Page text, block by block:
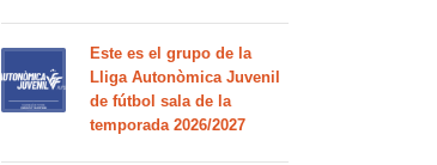
Este es el grupo de la
Lliga Autonòmica Juvenil
de fútbol sala de la
temporada 2026/2027